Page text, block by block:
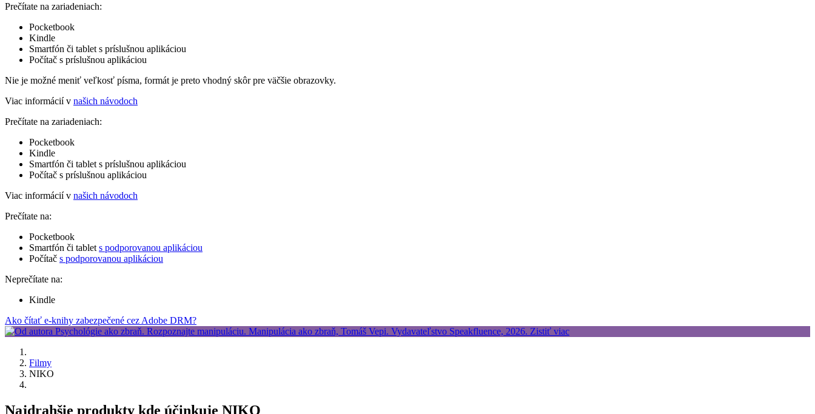
Prečítate na zariadeniach:
Pocketbook
Kindle
Smartfón či tablet s príslušnou aplikáciou
Počítač s príslušnou aplikáciou
Nie je možné meniť veľkosť písma, formát je preto vhodný skôr pre väčšie obrazovky.
Viac informácií v našich návodoch
Prečítate na zariadeniach:
Pocketbook
Kindle
Smartfón či tablet s príslušnou aplikáciou
Počítač s príslušnou aplikáciou
Viac informácií v našich návodoch
Prečítate na:
Pocketbook
Smartfón či tablet s podporovanou aplikáciou
Počítač s podporovanou aplikáciou
Neprečítate na:
Kindle
Ako čítať e-knihy zabezpečené cez Adobe DRM?
Filmy
NIKO
Najdrahšie produkty kde účinkuje NIKO